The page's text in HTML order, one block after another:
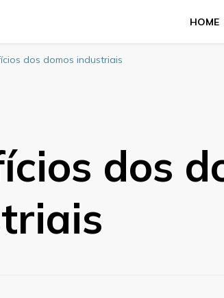
HOME
dos domos industriais
dos